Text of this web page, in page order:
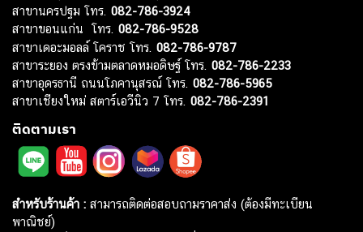
สาขานครปฐม โทร. 082-786-3924
สาขาขอนแก่น โทร. 082-786-9528
สาขาเดอะมอลล์ โคราช โทร. 082-786-9787
สาขาระยอง ตรงข้ามตลาดหมอดิษฐ์ โทร. 082-786-2233
สาขาอุดรธานี ถนนโภคานุสรณ์ โทร. 082-786-5965
สาขาเชียงใหม่ สตาร์เอวีนิว 7 โทร. 082-786-2391
ติดตามเรา
สำหรับร้านค้า : สามารถติดต่อสอบถามราคาส่ง (ต้องมีทะเบียน
พาณิชย์)